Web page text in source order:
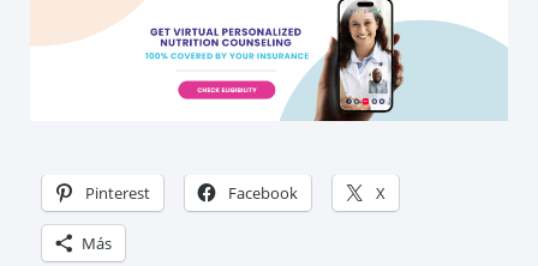
Pinterest Facebook X
Más